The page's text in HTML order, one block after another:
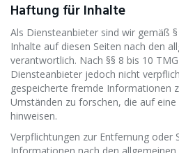
Haftung für Inhalte
Als Diensteanbieter sind wir gemäß
Inhalte auf diesen Seiten nach den
verantwortlich. Nach §§ 8 bis 10
Diensteanbieter jedoch nicht
gespeicherte fremde Informationen
Umständen zu forschen, die auf
hinweisen.
Verpflichtungen zur Entfernung oder